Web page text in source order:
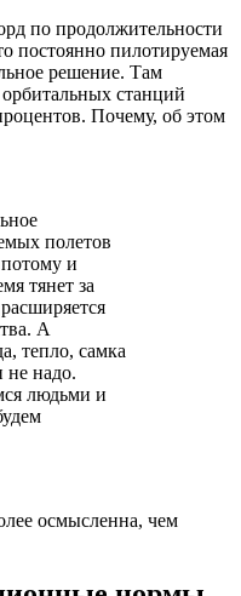
по продолжительности
постоянно пилотируемая
решение. Там
станций
Почему, об этом
полетов
и
тянет за
А
тепло, самка
не надо.
людьми и
осмысленна, чем